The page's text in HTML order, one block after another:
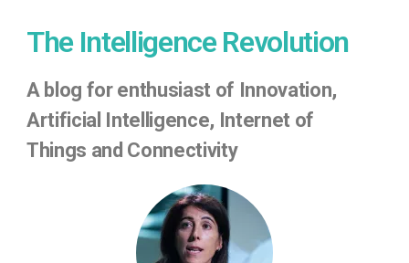
The Intelligence Revolution
Ablog for enthusiast of Innovation,
Artificial Intelligence, Internet of
Things and Connectivity